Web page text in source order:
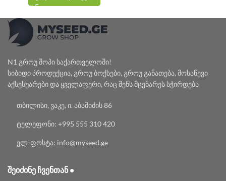
N1 გროუ შოპი საქართველოში!
სიბიდი პროდუქცია, გროუ ბოქსები, გროუ განათება, მოსაწევი
აქსესუარები და ყველაფერი, რაც შენს მცენარეს სჭირდება
თბილისი, ვაკე, ი. აბაშიძის 86
ტელეფონი: +995 555 310 420
ელ-ფოსტა: info@myseed.ge
ᲨᲔᲘᲫᲘᲜᲔ ᲩᲕᲔᲜᲗᲐᲜ •